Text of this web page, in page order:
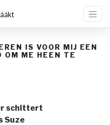
IS VOOR MIJ EEN
OM ME HEEN TE
schittert
Suze